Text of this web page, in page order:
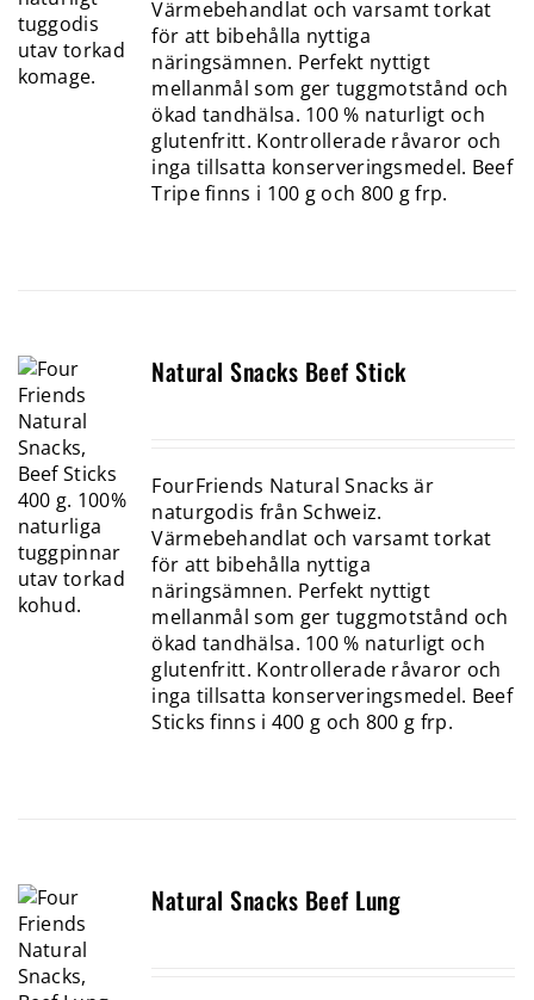
Värmebehandlat och varsamt torkat
för att bibehålla nyttiga
näringsämnen. Perfekt nyttigt
mellanmål som ger tuggmotstånd och
ökad tandhälsa. 100 % naturligt och
glutenfritt. Kontrollerade råvaror och
inga tillsatta konserveringsmedel. Beef
Tripe finns i 100 g och 800 g frp.
Natural Snacks Beef Stick
FourFriends Natural Snacks är
naturgodis från Schweiz.
Värmebehandlat och varsamt torkat
för att bibehålla nyttiga
näringsämnen. Perfekt nyttigt
mellanmål som ger tuggmotstånd och
ökad tandhälsa. 100 % naturligt och
glutenfritt. Kontrollerade råvaror och
inga tillsatta konserveringsmedel. Beef
Sticks finns i 400 g och 800 g frp.
Natural Snacks Beef Lung